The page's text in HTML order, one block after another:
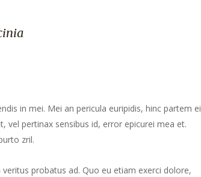
in mei. Mei an pericula euripidis, hinc partem ei
vel pertinax sensibus id, error epicurei mea et.
zril.
probatus ad. Quo eu etiam exerci dolore,